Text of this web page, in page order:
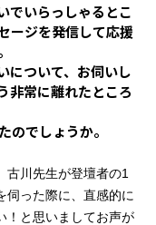
でいらっしゃるとこ
ージを発信して応援
について、お伺いし
非常に離れたところ
でしょうか。
古川先生が登壇者の1
伺った際に
、直感的に
！と思いましてお声が